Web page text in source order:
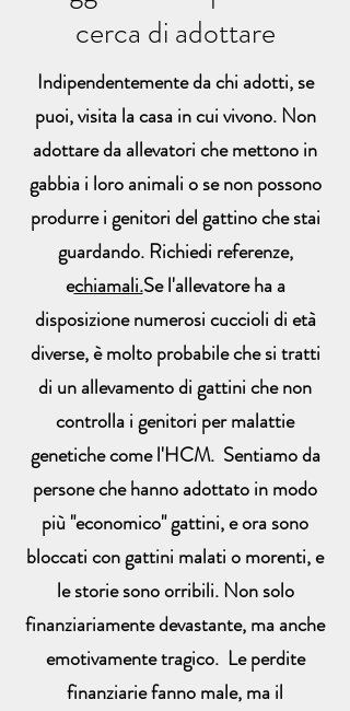
cerca di adottare
Indipendentemente da chi adotti, se
puoi, visita la casa in cui vivono. Non
adottare da allevatori che mettono in
gabbia i loro animali o se non possono
produrre i genitori del gattino che stai
guardando. Richiedi referenze,
echiamali.Se l'allevatore ha a
disposizione numerosi cuccioli di età
diverse, è molto probabile che si tratti
di un allevamento di gattini che non
controlla i genitori per malattie
genetiche come l'HCM. Sentiamo da
persone che hanno adottato in modo
più "economico" gattini, e ora sono
bloccati con gattini malati o morenti, e
le storie sono orribili. Non solo
finanziariamente devastante, ma anche
emotivamente tragico. Le perdite
finanziarie fanno male, ma il